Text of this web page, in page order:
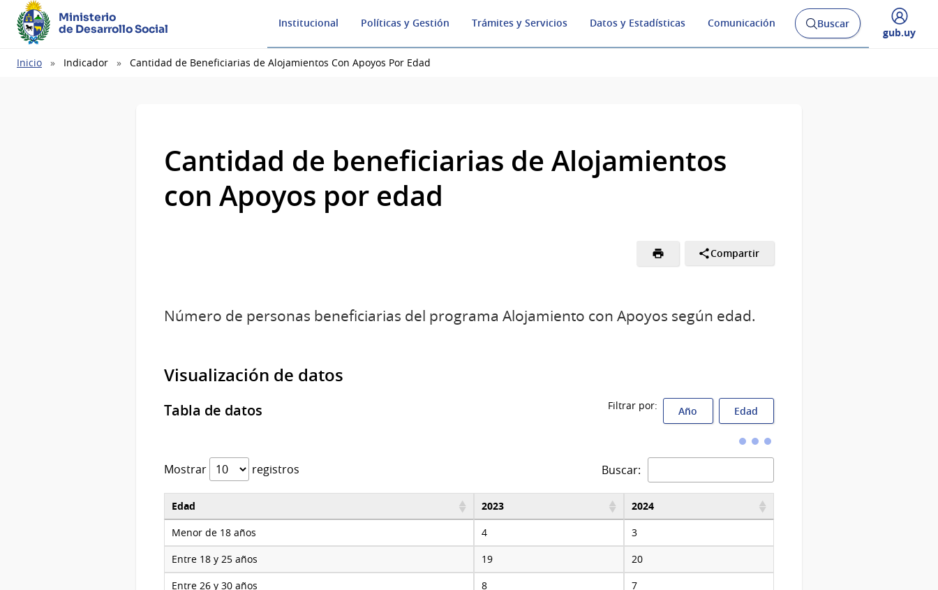
Ministerio
de Desarrollo Social
Institucional Políticas y Gestión Trámites y Servicios Datos y Estadísticas Comunicación
Abrir
buscador
Buscar
Desplegar
gub.uy
Ruta
Inicio Indicador Cantidad de Beneficiarias de Alojamientos Con Apoyos Por Edad
Cantidad de beneficiarias de Alojamientos
con Apoyos por edad
Compartir
Número de personas beneficiarias del programa Alojamiento con Apoyos según edad.
Visualización de datos
Tabla de datos Filtrar por: Año Edad
Mostrar registros Buscar:
Edad 2023 2024
Menor de 18 años 4 3
Entre 18 y 25 años 19 20
Entre 26 y 30 años 8 7